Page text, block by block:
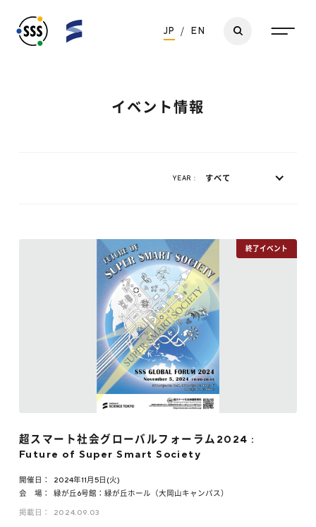
JP / EN
イベント情報
YEAR : すべて
超スマート社会グローバルフォーラム2024 :
Future of Super Smart Society
開催日：
2024年11月5日(火)
会 場：
緑が丘6号館：緑が丘ホール（大岡山キャンパス）
掲載日： 2024.09.03